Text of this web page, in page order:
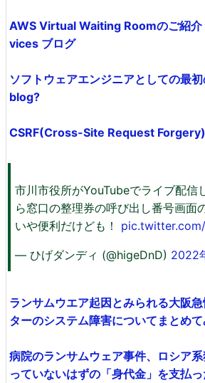
AWS Virtual Waiting Roomのご紹
vices ブログ
ソフトウェアエンジニアとしての最
blog?
CSRF(Cross-Site Request Forgery)
市川市役所がYouTubeでライブ配信
ら窓口の整理券の呼び出し番号画面
いや便利だけども！
— ひげダンディ (@higeDnD) 2022
ランサムウエア起因とみられる大阪
ターのシステム障害についてまとめ
病院のランサムウェア事件、ロシア
っていないはずの「身代金」を支払